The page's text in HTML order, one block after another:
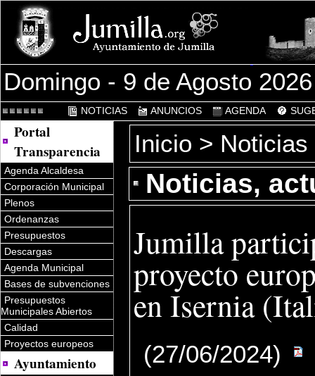
Domingo - 9 de Agosto 2026
NOTICIAS ANUNCIOS AGENDA
Portal
Transparencia
Agenda Alcaldesa
Corporación Municipal
Plenos
Ordenanzas
Presupuestos
Descargas
Agenda Municipal
Bases de subvenciones
Presupuestos
Municipales Abiertos
Calidad
Proyectos europeos
Ayuntamiento
Inicio > Noticias
Noticias,
Jumilla
proyecto
en Isernia
(27/06/2024)